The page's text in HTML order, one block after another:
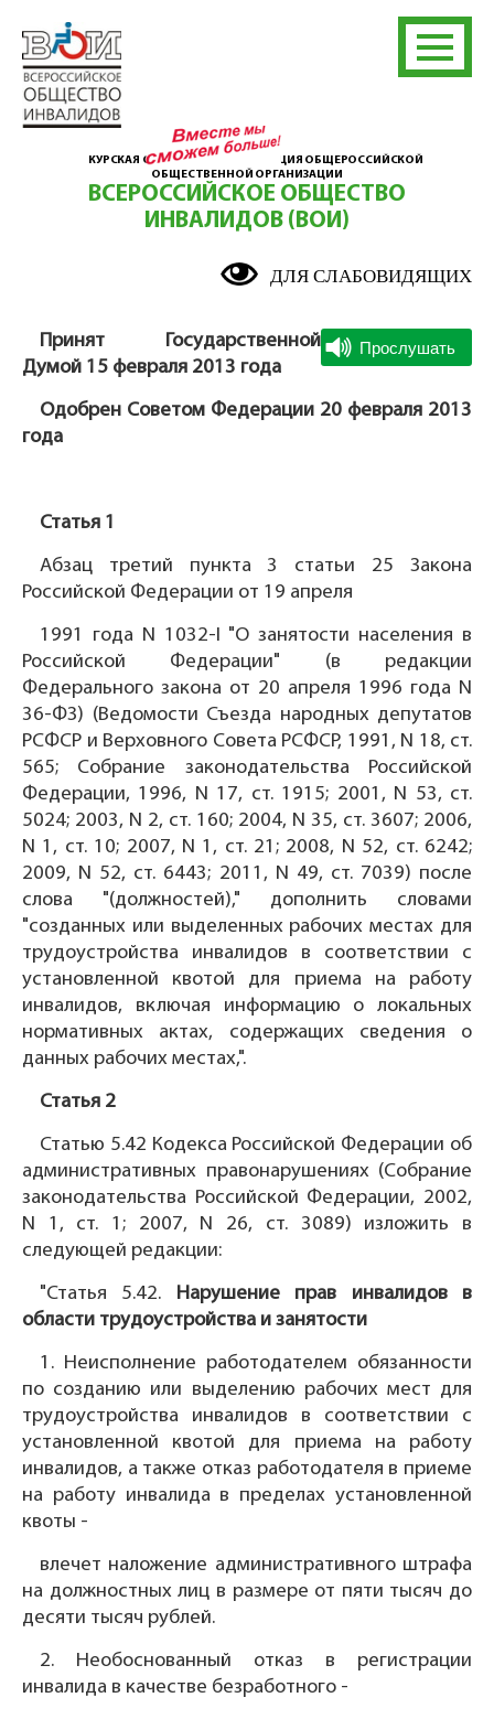
КУРСКАЯ ОБЛАСТНАЯ ОРГАНИЗАЦИЯ ОБЩЕРОССИЙСКОЙ
ОБЩЕСТВЕННОЙ ОРГАНИЗАЦИИ
ВСЕРОССИЙСКОЕ ОБЩЕСТВО
ИНВАЛИДОВ (ВОИ)
ДЛЯ СЛАБОВИДЯЩИХ
Принят Государственной
Думой 15 февраля 2013 года
Одобрен Советом Федерации 20 февраля 2013
года
Статья 1
Абзац третий пункта 3 статьи 25 Закона
Российской Федерации от 19 апреля
1991 года N 1032-I "О занятости населения в
Российской Федерации" (в редакции
Федерального закона от 20 апреля 1996 года N
36-ФЗ) (Ведомости Съезда народных депутатов
РСФСР и Верховного Совета РСФСР, 1991, N 18, ст.
565; Собрание законодательства Российской
Федерации, 1996, N 17, ст. 1915; 2001, N 53, ст.
5024; 2003, N 2, ст. 160; 2004, N 35, ст. 3607; 2006,
N 1, ст. 10; 2007, N 1, ст. 21; 2008, N 52, ст. 6242;
2009, N 52, ст. 6443; 2011, N 49, ст. 7039) после
слова "(должностей)," дополнить словами
"созданных или выделенных рабочих местах для
трудоустройства инвалидов в соответствии с
установленной квотой для приема на работу
инвалидов, включая информацию о локальных
нормативных актах, содержащих сведения о
данных рабочих местах,".
Статья 2
Статью 5.42 Кодекса Российской Федерации об
административных правонарушениях (Собрание
законодательства Российской Федерации, 2002,
N 1, ст. 1; 2007, N 26, ст. 3089) изложить в
следующей редакции:
"Статья 5.42. Нарушение прав инвалидов в
области трудоустройства и занятости
1. Неисполнение работодателем обязанности
по созданию или выделению рабочих мест для
трудоустройства инвалидов в соответствии с
установленной квотой для приема на работу
инвалидов, а также отказ работодателя в приеме
на работу инвалида в пределах установленной
квоты -
влечет наложение административного штрафа
на должностных лиц в размере от пяти тысяч до
десяти тысяч рублей.
2. Необоснованный отказ в регистрации
инвалида в качестве безработного -